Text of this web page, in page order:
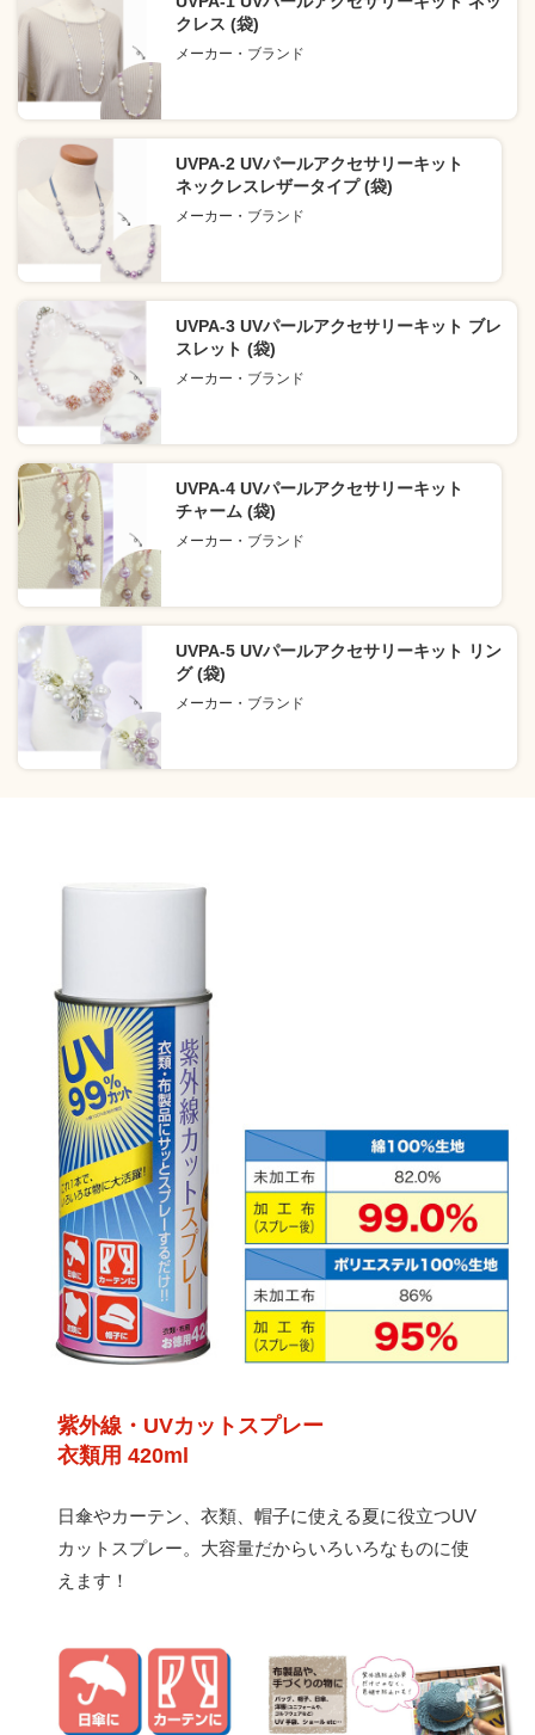
クレス (袋)
メーカー・ブランド
UVPA-2 UVパールアクセサリーキット
ネックレスレザータイプ (袋)
メーカー・ブランド
UVPA-3 UVパールアクセサリーキット ブレ
スレット (袋)
メーカー・ブランド
UVPA-4 UVパールアクセサリーキット
チャーム (袋)
メーカー・ブランド
UVPA-5 UVパールアクセサリーキット リン
グ (袋)
メーカー・ブランド
紫外線・UVカットスプレー
衣類用 420ml
日傘やカーテン、衣類、帽子に使える夏に役立つUV
カットスプレー。大容量だからいろいろなものに使
えます！